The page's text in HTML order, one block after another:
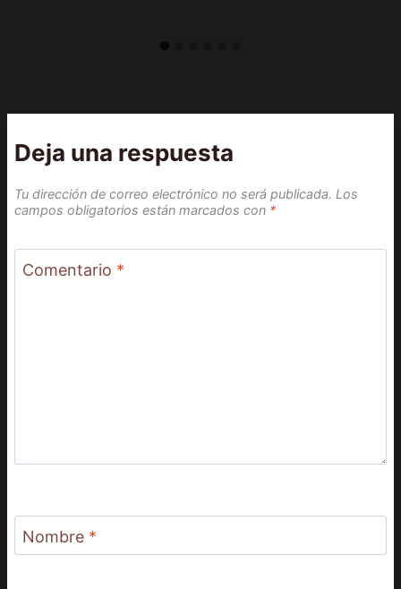
Deja una respuesta
Tu dirección de correo electrónico no será publicada. Los
campos obligatorios están marcados con *
Comentario *
Nombre *